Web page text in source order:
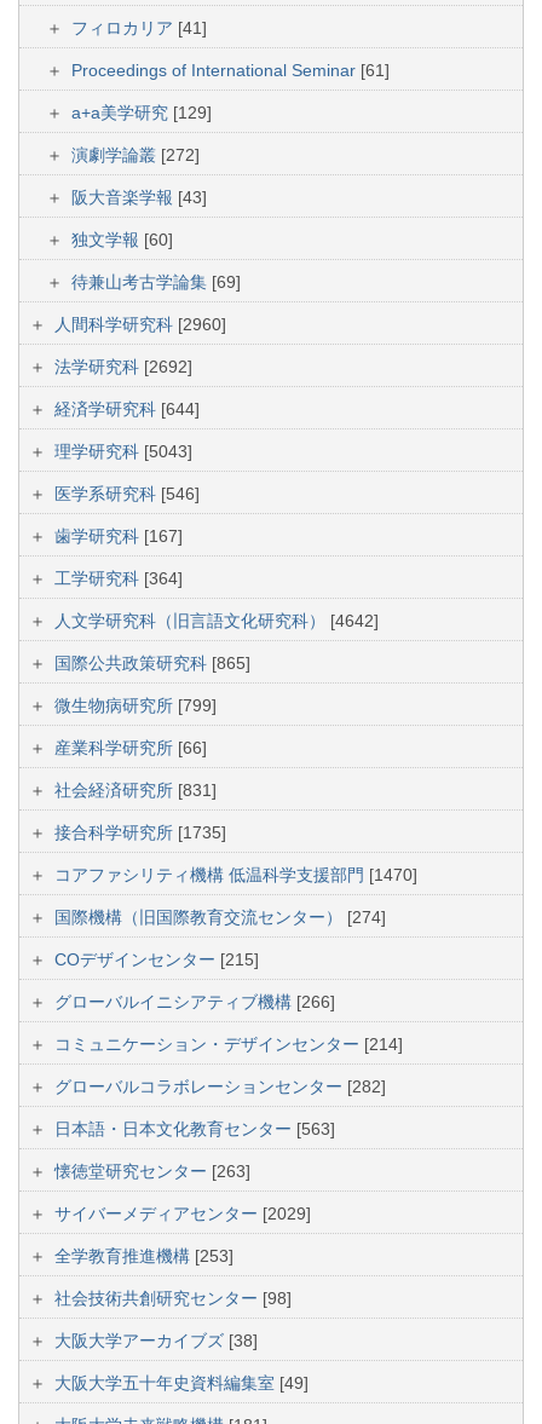
フィロカリア [41]
Proceedings of International Seminar [61]
a+a美学研究 [129]
演劇学論叢 [272]
阪大音楽学報 [43]
独文学報 [60]
待兼山考古学論集 [69]
人間科学研究科 [2960]
法学研究科 [2692]
経済学研究科 [644]
理学研究科 [5043]
医学系研究科 [546]
歯学研究科 [167]
工学研究科 [364]
人文学研究科（旧言語文化研究科） [4642]
国際公共政策研究科 [865]
微生物病研究所 [799]
産業科学研究所 [66]
社会経済研究所 [831]
接合科学研究所 [1735]
コアファシリティ機構 低温科学支援部門 [1470]
国際機構（旧国際教育交流センター） [274]
COデザインセンター [215]
グローバルイニシアティブ機構 [266]
コミュニケーション・デザインセンター [214]
グローバルコラボレーションセンター [282]
日本語・日本文化教育センター [563]
懐徳堂研究センター [263]
サイバーメディアセンター [2029]
全学教育推進機構 [253]
社会技術共創研究センター [98]
大阪大学アーカイブズ [38]
大阪大学五十年史資料編集室 [49]